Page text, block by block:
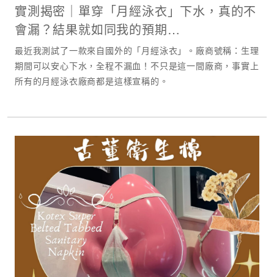
實測揭密｜單穿「月經泳衣」下水，真的不
會漏？結果就如同我的預期…
最近我測試了一款來自國外的「月經泳衣」。廠商號稱：生理
期間可以安心下水，全程不漏血！不只是這一間廠商，事實上
所有的月經泳衣廠商都是這樣宣稱的。